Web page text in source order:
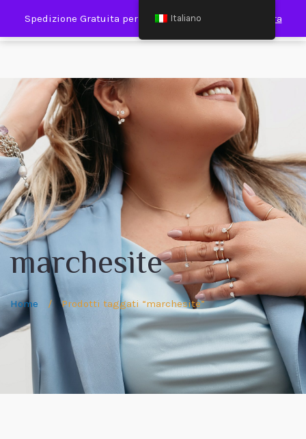
Spedizione Gratuita per Spesa Minima €120,00 Ignora
marchesite
Home / Prodotti taggati “marchesite”
Italiano